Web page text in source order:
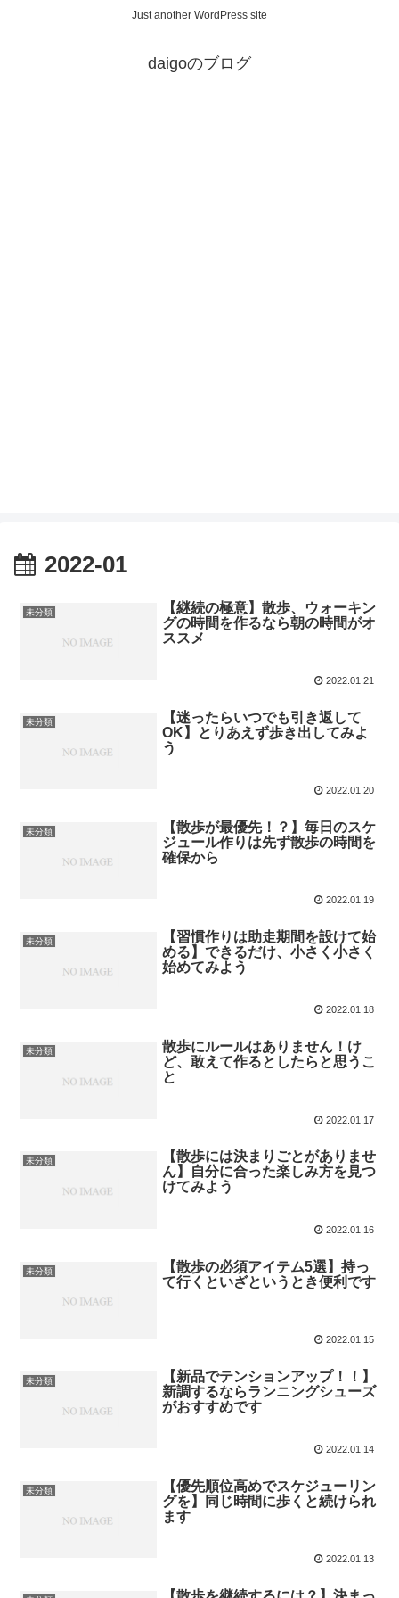
Just another WordPress site
daigoのブログ
2022-01
未分類
【継続の極意】散歩、ウォーキン
グの時間を作るなら朝の時間がオ
ススメ
2022.01.21
未分類
【迷ったらいつでも引き返して
OK】とりあえず歩き出してみよ
う
2022.01.20
未分類
【散歩が最優先！？】毎日のスケ
ジュール作りは先ず散歩の時間を
確保から
2022.01.19
未分類
【習慣作りは助走期間を設けて始
める】できるだけ、小さく小さく
始めてみよう
2022.01.18
未分類
散歩にルールはありません！け
ど、敢えて作るとしたらと思うこ
と
2022.01.17
未分類
【散歩には決まりごとがありませ
ん】自分に合った楽しみ方を見つ
けてみよう
2022.01.16
未分類
【散歩の必須アイテム5選】持っ
て行くといざというとき便利です
2022.01.15
未分類
【新品でテンションアップ！！】
新調するならランニングシューズ
がおすすめです
2022.01.14
未分類
【優先順位高めでスケジューリン
グを】同じ時間に歩くと続けられ
ます
2022.01.13